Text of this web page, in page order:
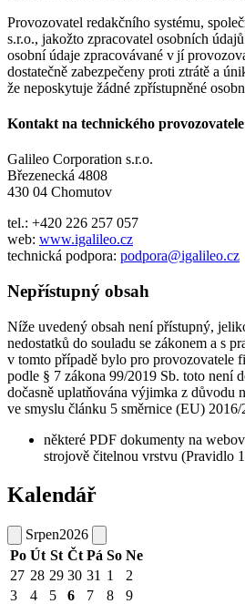
Provozovatel redakčního systému,
s.r.o., jakožto zpracovatel osobních
osobní údaje zpracovávané v jí
dostatečně zabezpečeny proti ztrátě a
že neposkytuje žádné zpřístupněné
Kontakt na technického provozovatele
Galileo Corporation s.r.o.
Březenecká 4808
430 04 Chomutov
tel.: +420 226 257 057
web: www.igalileo.cz
technická podpora: podpora@igalileo.cz
Nepřístupný obsah
Níže uvedený obsah není přístupný,
nedostatků do souladu se zákonem a s
v tomto případě bylo pro provozovatele
podle § 7 zákona 99/2019 Sb. toto není
dočasně uplatňována výjimka z důvodu
ve smyslu článku 5 směrnice (EU) 2016/
některé PDF dokumenty na
strojově čitelnou vrstvu (Pravidlo
Kalendář
Srpen2026
Po Út St Čt Pá So Ne
27 28 29 30 31 1
2
3
4 5 6 7 8
9